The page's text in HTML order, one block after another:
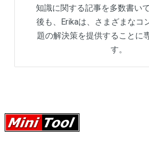
知識に関する記事を多数書い
後も、Erikaは、さまざまなコ
題の解決策を提供することに
す。